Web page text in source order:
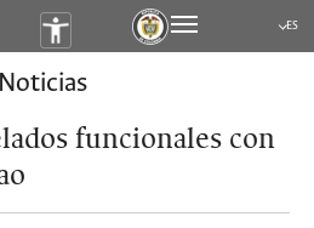
ES
Noticias
funcionales con